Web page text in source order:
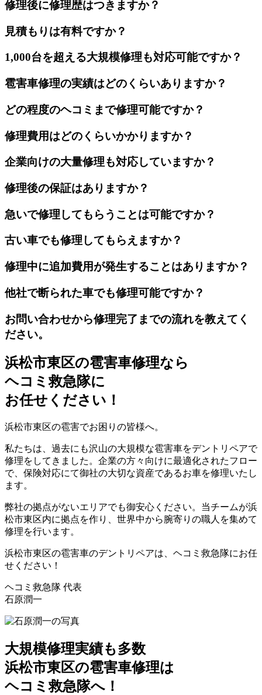
修理後に修理歴はつきますか？
見積もりは有料ですか？
1,000台を超える大規模修理も対応可能ですか？
雹害車修理の実績はどのくらいありますか？
どの程度のヘコミまで修理可能ですか？
修理費用はどのくらいかかりますか？
企業向けの大量修理も対応していますか？
修理後の保証はありますか？
急いで修理してもらうことは可能ですか？
古い車でも修理してもらえますか？
修理中に追加費用が発生することはありますか？
他社で断られた車でも修理可能ですか？
お問い合わせから修理完了までの流れを教えてく
ださい。
浜松市東区の雹害車修理なら
ヘコミ救急隊に
お任せください！
浜松市東区の雹害でお困りの皆様へ。
私たちは、過去にも沢山の大規模な雹害車をデントリペアで
修理をしてきました。企業の方々向けに最適化されたフロー
で、保険対応にて御社の大切な資産であるお車を修理いたし
ます。
弊社の拠点がないエリアでも御安心ください。当チームが浜
松市東区内に拠点を作り、世界中から腕寄りの職人を集めて
修理を行います。
浜松市東区の雹害車のデントリペアは、ヘコミ救急隊にお任
せください！
ヘコミ救急隊 代表
石原潤一
大規模修理実績も多数
浜松市東区の雹害車修理は
ヘコミ救急隊へ！